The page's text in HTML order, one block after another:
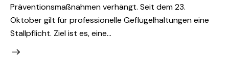
Präventionsmaßnahmen verhängt. Seit dem 23.
Oktober gilt für professionelle Geflügelhaltungen eine
Stallpflicht. Ziel ist es, eine…